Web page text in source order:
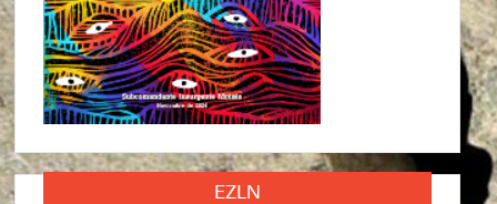
EZLN